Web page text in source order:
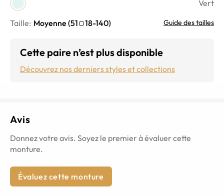
Vert
Taille: Moyenne (51 18-140) Guide des tailles
Cette paire n’est plus disponible
Découvrez nos derniers styles et collections
Avis
Donnez votre avis. Soyez le premier à évaluer cette
monture.
Évaluez cette monture